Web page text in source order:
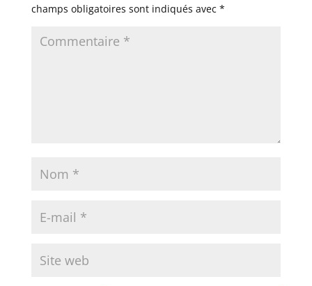
champs obligatoires sont indiqués avec *